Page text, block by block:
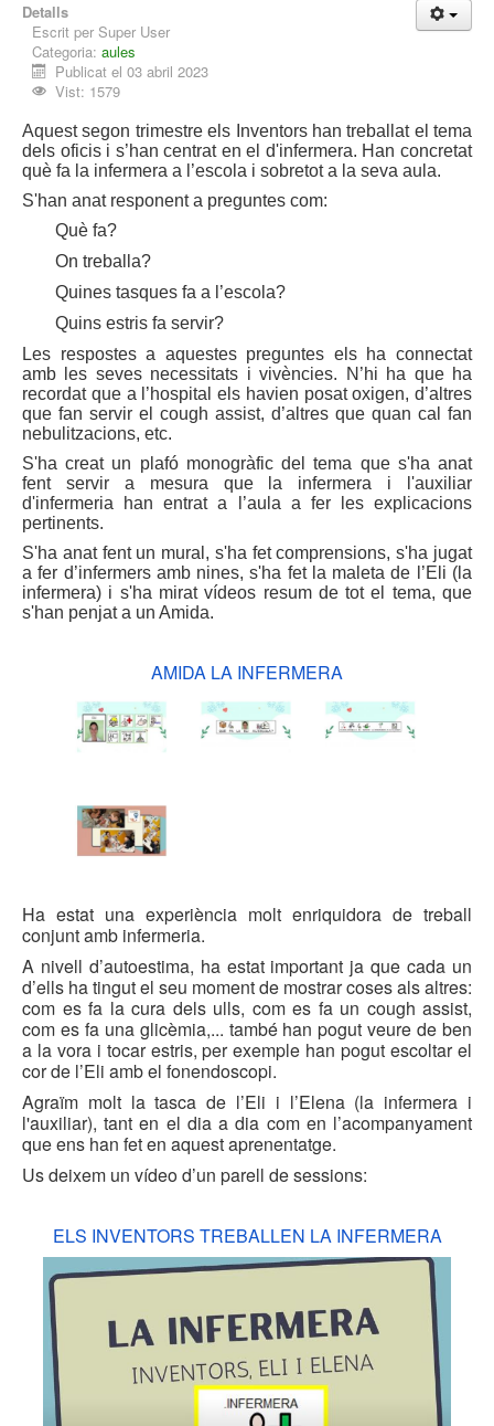
Detalls
Escrit per Super User
Categoria: aules
Publicat el 03 abril 2023
Vist: 1579
Aquest segon trimestre els Inventors han treballat el tema
dels oficis i s’han centrat en el d'infermera. Han concretat
què fa la infermera a l’escola i sobretot a la seva aula.
S'han anat responent a preguntes com:
Què fa?
On treballa?
Quines tasques fa a l’escola?
Quins estris fa servir?
Les respostes a aquestes preguntes els ha connectat
amb les seves necessitats i vivències. N’hi ha que ha
recordat que a l’hospital els havien posat oxigen, d’altres
que fan servir el cough assist, d’altres que quan cal fan
nebulitzacions, etc.
S'ha creat un plafó monogràfic del tema que s'ha anat
fent servir a mesura que la infermera i l'auxiliar
d'infermeria han entrat a l’aula a fer les explicacions
pertinents.
S'ha anat fent un mural, s'ha fet comprensions, s'ha jugat
a fer d’infermers amb nines, s'ha fet la maleta de l’Eli (la
infermera) i s'ha mirat vídeos resum de tot el tema, que
s'han penjat a un Amida.
AMIDA LA INFERMERA
Ha estat una experiència molt enriquidora de treball
conjunt amb infermeria.
A nivell d’autoestima, ha estat important ja que cada un
d’ells ha tingut el seu moment de mostrar coses als altres:
com es fa la cura dels ulls, com es fa un cough assist,
com es fa una glicèmia,... també han pogut veure de ben
a la vora i tocar estris, per exemple han pogut escoltar el
cor de l’Eli amb el fonendoscopi.
Agraïm molt la tasca de l’Eli i l’Elena (la infermera i
l'auxiliar), tant en el dia a dia com en l’acompanyament
que ens han fet en aquest aprenentatge.
Us deixem un vídeo d’un parell de sessions:
ELS INVENTORS TREBALLEN LA INFERMERA